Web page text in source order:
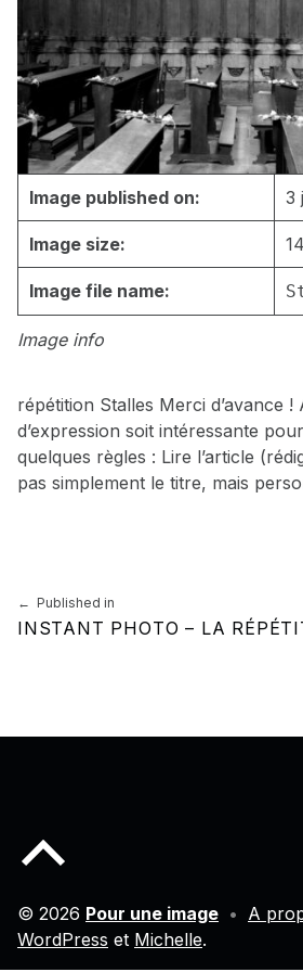
Image info
Image published on: 3
Image size:
Image file name:
répétition Stalles Merci d’avance
d’expression soit intéressante
quelques règles : Lire l’article
pas simplement le titre, mais
Skip back to main navigation
Navigation de l’article
Published in
INSTANT PHOTO – LA
© 2026 Pour une image • A
WordPress et Michelle.